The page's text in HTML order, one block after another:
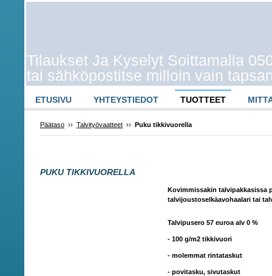
Tilaukset Ja Kyselyt Soittamalla
tai sähköpostitse milloin vain
ETUSIVU YHTEYSTIEDOT TUOTTEET
Päätaso ›› Talvityövaatteet ›› Puku tikkivuorella
PUKU TIKKIVUORELLA
Kovimmissakin talvipakkasissa
talvijoustoselkäavohaalari tai
Talvipusero 57 euroa alv 0 %
- 100 g/m2 tikkivuori
- molemmat rintataskut
- povitasku, sivutaskut